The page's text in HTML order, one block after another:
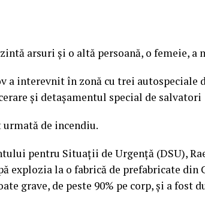
arsuri şi o altă persoană, o femeie, a
a interevnit în zonă cu trei autospeciale
şi detaşamentul special de salvatori
de incendiu.
pentru Situaţii de Urgenţă (DSU),
explozia la o fabrică de prefabricate
grave, de peste 90% pe corp, şi a fost